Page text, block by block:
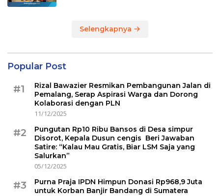
Selengkapnya
Popular Post
#1
Rizal Bawazier Resmikan Pembangunan Jalan di
Pemalang, Serap Aspirasi Warga dan Dorong
Kolaborasi dengan PLN
11/12/2025
#2
Pungutan Rp10 Ribu Bansos di Desa simpur
Disorot, Kepala Dusun cengis Beri Jawaban
Satire: “Kalau Mau Gratis, Biar LSM Saja yang
Salurkan”
05/12/2025
#3
Purna Praja IPDN Himpun Donasi Rp968,9 Juta
untuk Korban Banjir Bandang di Sumatera